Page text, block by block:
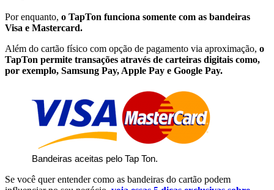
Por enquanto, o TapTon funciona somente com as bandeiras
Visa e Mastercard.
Além do cartão físico com opção de pagamento via aproximação, o
TapTon permite transações através de carteiras digitais como,
por exemplo, Samsung Pay, Apple Pay e Google Pay.
Bandeiras aceitas pelo Tap Ton.
Se você quer entender como as bandeiras do cartão podem